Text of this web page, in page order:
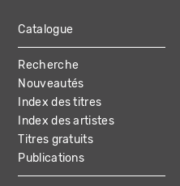
MAIN
NAVIGATION
Catalogue
Recherche
Nouveautés
Index des titres
Index des artistes
Titres gratuits
Publications